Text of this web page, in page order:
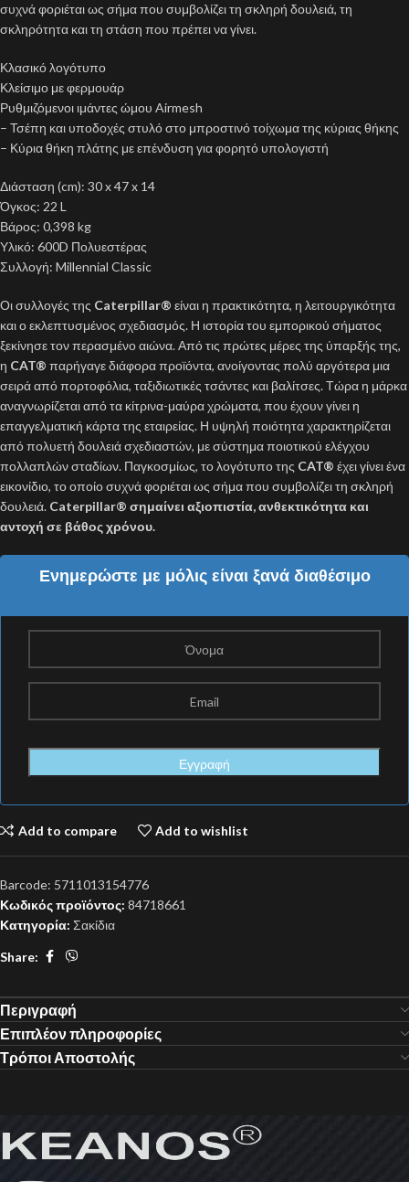
συχνά φοριέται ως σήμα που συμβολίζει τη σκληρή δουλειά, τη
σκληρότητα και τη στάση που πρέπει να γίνει.
Κλασικό λογότυπο
Κλείσιμο με φερμουάρ
Ρυθμιζόμενοι ιμάντες ώμου Airmesh
– Τσέπη και υποδοχές στυλό στο μπροστινό τοίχωμα της κύριας θήκης
– Κύρια θήκη πλάτης με επένδυση για φορητό υπολογιστή
Διάσταση (cm): 30 x 47 x 14
Όγκος: 22 L
Βάρος: 0,398 kg
Υλικό: 600D Πολυεστέρας
Συλλογή: Millennial Classic
Οι συλλογές της Caterpillar® είναι η πρακτικότητα, η λειτουργικότητα
και ο εκλεπτυσμένος σχεδιασμός. Η ιστορία του εμπορικού σήματος
ξεκίνησε τον περασμένο αιώνα. Από τις πρώτες μέρες της ύπαρξής της,
η CAT® παρήγαγε διάφορα προϊόντα, ανοίγοντας πολύ αργότερα μια
σειρά από πορτοφόλια, ταξιδιωτικές τσάντες και βαλίτσες. Τώρα η μάρκα
αναγνωρίζεται από τα κίτρινα-μαύρα χρώματα, που έχουν γίνει η
επαγγελματική κάρτα της εταιρείας. Η υψηλή ποιότητα χαρακτηρίζεται
από πολυετή δουλειά σχεδιαστών, με σύστημα ποιοτικού ελέγχου
πολλαπλών σταδίων. Παγκοσμίως, το λογότυπο της CAT® έχει γίνει ένα
εικονίδιο, το οποίο συχνά φοριέται ως σήμα που συμβολίζει τη σκληρή
δουλειά. Caterpillar® σημαίνει αξιοπιστία, ανθεκτικότητα και
αντοχή σε βάθος χρόνου.
Ενημερώστε με μόλις είναι ξανά διαθέσιμο
Add to compare Add to wishlist
Barcode: 5711013154776
Κωδικός προϊόντος: 84718661
Κατηγορία: Σακίδια
Share:
Περιγραφή
Επιπλέον πληροφορίες
Τρόποι Αποστολής